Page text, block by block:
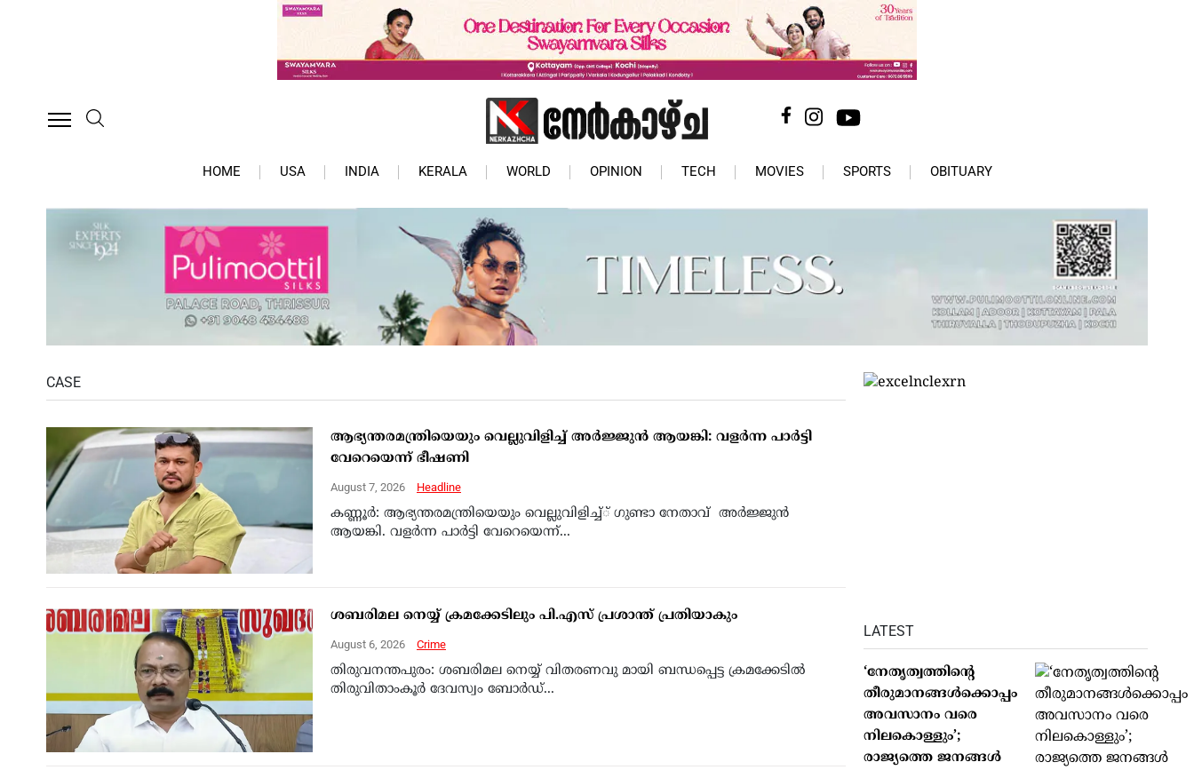
HOME USA INDIA KERALA WORLD OPINION TECH MOVIES SPORTS OBITUARY
CASE
ആഭ്യന്തരമന്ത്രിയെയും വെല്ലുവിളിച്ച് അര്‍ജ്ജുന്‍ ആയങ്കി: വളര്‍ന്ന പാര്‍ട്ടി
വേറെയെന്ന് ഭീഷണി
August 7, 2026 Headline
കണ്ണൂര്‍: ആഭ്യന്തരമന്ത്രിയെയും വെല്ലുവിളിച്ച്് ഗുണ്ടാ നേതാവ് അര്‍ജ്ജുന്‍
ആയങ്കി. വളര്‍ന്ന പാര്‍ട്ടി വേറെയെന്ന്...
ശബരിമല നെയ്യ് ക്രമക്കേടിലും പി.എസ് പ്രശാന്ത് പ്രതിയാകും
August 6, 2026 Crime
തിരുവനന്തപുരം: ശബരിമല നെയ്യ് വിതരണവു മായി ബന്ധപ്പെട്ട ക്രമക്കേടില്‍
തിരുവിതാംകൂര്‍ ദേവസ്വം ബോര്‍ഡ്...
LATEST
‘നേതൃത്വത്തിന്റെ
തീരുമാനങ്ങൾക്കൊപ്പം
അവസാനം വരെ
നിലകൊള്ളും’;
രാജ്യത്തെ ജനങ്ങൾ